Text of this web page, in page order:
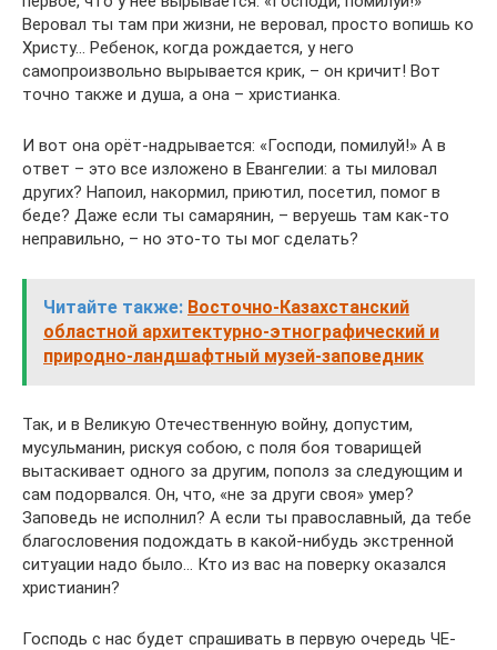
Веровал ты там при жизни, не веровал, просто вопишь ко
Христу… Ребенок, когда рождается, у него
самопроизвольно вырывается крик, – он кричит! Вот
точно также и душа, а она – христианка.
И вот она орёт-надрывается: «Господи, помилуй!» А в
ответ – это все изложено в Евангелии: а ты миловал
других? Напоил, накормил, приютил, посетил, помог в
беде? Даже если ты самарянин, – веруешь там как-то
неправильно, – но это-то ты мог сделать?
Читайте также: Восточно-Казахстанский
областной архитектурно-этнографический и
природно-ландшафтный музей-заповедник
Так, и в Великую Отечественную войну, допустим,
мусульманин, рискуя собою, с поля боя товарищей
вытаскивает одного за другим, пополз за следующим и
сам подорвался. Он, что, «не за други своя» умер?
Заповедь не исполнил? А если ты православный, да тебе
благословения подождать в какой-нибудь экстренной
ситуации надо было… Кто из вас на поверку оказался
христианин?
Господь с нас будет спрашивать в первую очередь ЧЕ-